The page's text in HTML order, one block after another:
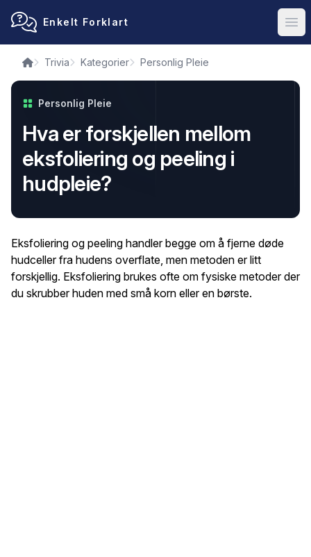
Enkelt Forklart
Trivia Kategorier Personlig Pleie
Personlig Pleie
Hva er forskjellen mellom
eksfoliering og peeling i
hudpleie?
Eksfoliering og peeling handler begge om å fjerne døde
hudceller fra hudens overflate, men metoden er litt
forskjellig. Eksfoliering brukes ofte om fysiske metoder der
du skrubber huden med små korn eller en børste.